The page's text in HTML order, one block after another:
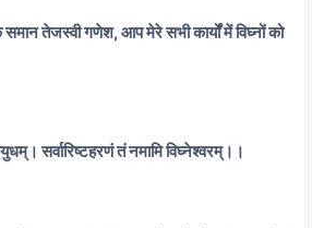
तेजस्वी गणेश, आप मेरे सभी कार्यों में विघ्नों को
सर्वारिष्टहरणं तं नमामि विघ्नेश्वरम्।।